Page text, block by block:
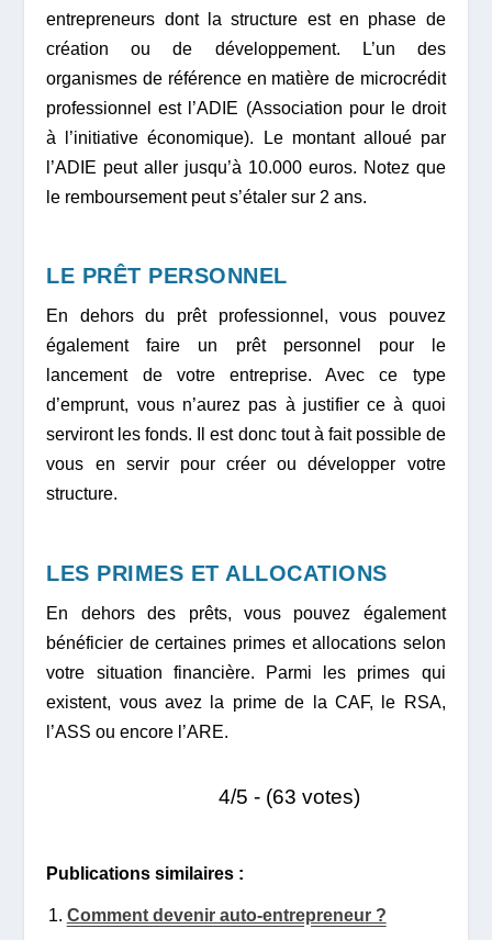
entrepreneurs dont la structure est en phase de
création ou de développement. L’un des
organismes de référence en matière de microcrédit
professionnel est l’ADIE (Association pour le droit
à l’initiative économique). Le montant alloué par
l’ADIE peut aller jusqu’à 10.000 euros. Notez que
le remboursement peut s’étaler sur 2 ans.
LE PRÊT PERSONNEL
En dehors du prêt professionnel, vous pouvez
également faire un prêt personnel pour le
lancement de votre entreprise. Avec ce type
d’emprunt, vous n’aurez pas à justifier ce à quoi
serviront les fonds. Il est donc tout à fait possible de
vous en servir pour créer ou développer votre
structure.
LES PRIMES ET ALLOCATIONS
En dehors des prêts, vous pouvez également
bénéficier de certaines primes et allocations selon
votre situation financière. Parmi les primes qui
existent, vous avez la prime de la CAF, le RSA,
l’ASS ou encore l’ARE.
4/5 - (63 votes)
Publications similaires :
Comment devenir auto-entrepreneur ?